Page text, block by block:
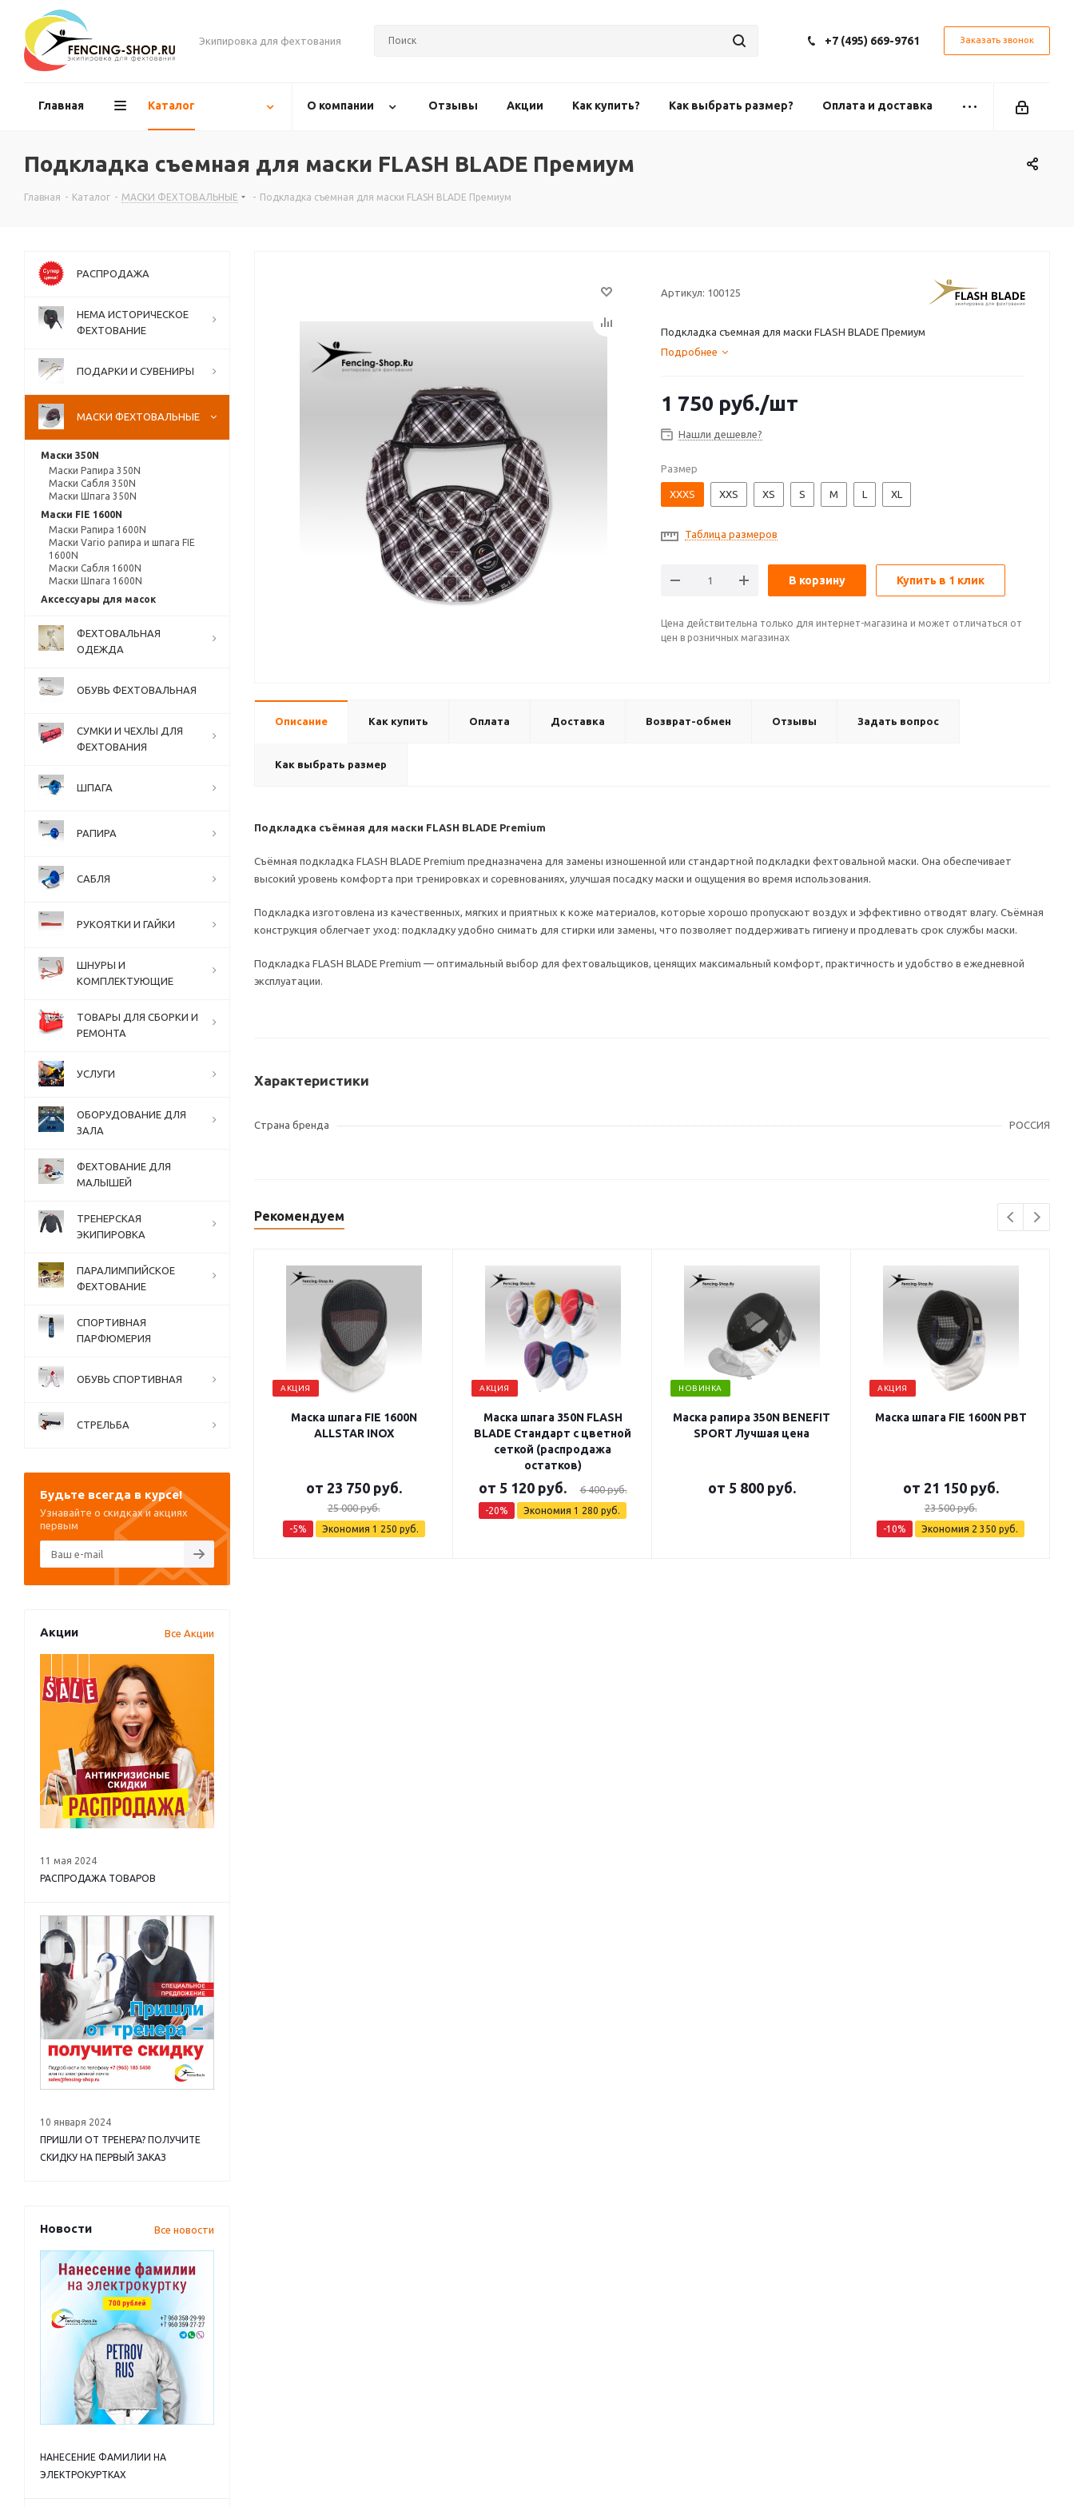
Экипировка для фехтования +7 (495) 669-9761 Заказать звонок
Главная Каталог О компании Отзывы Акции Как купить? Как выбрать размер? Оплата и доставка
Подкладка съемная для маски FLASH BLADE Премиум
Главная - Каталог - МАСКИ ФЕХТОВАЛЬНЫЕ - Подкладка съемная для маски FLASH BLADE Премиум
Артикул: 100125
Подкладка съемная для маски FLASH BLADE Премиум
Подробнее
1 750 руб./шт
Нашли дешевле?
Размер
XXXS XXS XS S M L XL
Таблица размеров
В корзину Купить в 1 клик
Цена действительна только для интернет-магазина и может отличаться от
цен в розничных магазинах
Описание Как купить Оплата Доставка Возврат-обмен Отзывы Задать вопрос
Как выбрать размер
Подкладка съёмная для маски FLASH BLADE Premium
Съёмная подкладка FLASH BLADE Premium предназначена для замены изношенной или стандартной подкладки фехтовальной маски. Она обеспечивает
высокий уровень комфорта при тренировках и соревнованиях, улучшая посадку маски и ощущения во время использования.
Подкладка изготовлена из качественных, мягких и приятных к коже материалов, которые хорошо пропускают воздух и эффективно отводят влагу. Съёмная
конструкция облегчает уход: подкладку удобно снимать для стирки или замены, что позволяет поддерживать гигиену и продлевать срок службы маски.
Подкладка FLASH BLADE Premium — оптимальный выбор для фехтовальщиков, ценящих максимальный комфорт, практичность и удобство в ежедневной
эксплуатации.
Характеристики
Страна бренда РОССИЯ
Рекомендуем
АКЦИЯ
Маска шпага FIE 1600N
ALLSTAR INOX
от 23 750 руб.
25 000 руб.
-5% Экономия 1 250 руб.
АКЦИЯ
Маска шпага 350N FLASH
BLADE Стандарт с цветной
сеткой (распродажа
остатков)
от 5 120 руб. 6 400 руб.
-20% Экономия 1 280 руб.
НОВИНКА
Маска рапира 350N BENEFIT
SPORT Лучшая цена
от 5 800 руб.
АКЦИЯ
Маска шпага FIE 1600N PBT
от 21 150 руб.
23 500 руб.
-10% Экономия 2 350 руб.
РАСПРОДАЖА
НЕМА ИСТОРИЧЕСКОЕ
ФЕХТОВАНИЕ
ПОДАРКИ И СУВЕНИРЫ
МАСКИ ФЕХТОВАЛЬНЫЕ
Маски 350N
Маски Рапира 350N
Маски Сабля 350N
Маски Шпага 350N
Маски FIE 1600N
Маски Рапира 1600N
Маски Vario рапира и шпага FIE
1600N
Маски Сабля 1600N
Маски Шпага 1600N
Аксессуары для масок
ФЕХТОВАЛЬНАЯ
ОДЕЖДА
ОБУВЬ ФЕХТОВАЛЬНАЯ
СУМКИ И ЧЕХЛЫ ДЛЯ
ФЕХТОВАНИЯ
ШПАГА
РАПИРА
САБЛЯ
РУКОЯТКИ И ГАЙКИ
ШНУРЫ И
КОМПЛЕКТУЮЩИЕ
ТОВАРЫ ДЛЯ СБОРКИ И
РЕМОНТА
УСЛУГИ
ОБОРУДОВАНИЕ ДЛЯ
ЗАЛА
ФЕХТОВАНИЕ ДЛЯ
МАЛЫШЕЙ
ТРЕНЕРСКАЯ
ЭКИПИРОВКА
ПАРАЛИМПИЙСКОЕ
ФЕХТОВАНИЕ
СПОРТИВНАЯ
ПАРФЮМЕРИЯ
ОБУВЬ СПОРТИВНАЯ
СТРЕЛЬБА
Будьте всегда в курсе!
Узнавайте о скидках и акциях
первым
Акции Все Акции
11 мая 2024
РАСПРОДАЖА ТОВАРОВ
10 января 2024
ПРИШЛИ ОТ ТРЕНЕРА? ПОЛУЧИТЕ
СКИДКУ НА ПЕРВЫЙ ЗАКАЗ
Новости Все новости
НАНЕСЕНИЕ ФАМИЛИИ НА
ЭЛЕКТРОКУРТКАХ